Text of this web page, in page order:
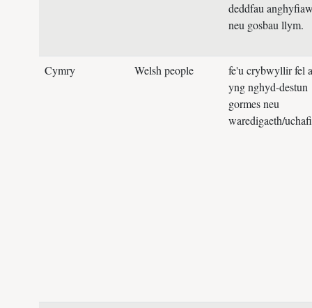
deddfau
neu gosbau llym.
Cymry Welsh people
fe'u crybwyllir fel
yng nghyd-destun
gormes neu
waredigaeth/